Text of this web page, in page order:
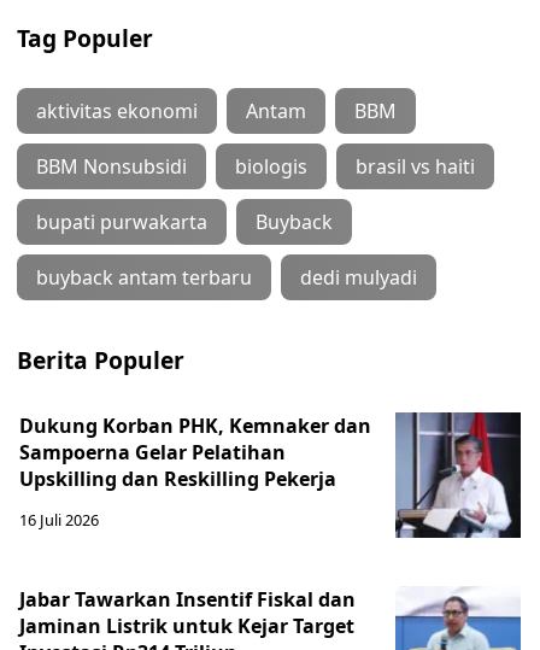
Tag Populer
aktivitas ekonomi Antam BBM
BBM Nonsubsidi biologis brasil vs haiti
bupati purwakarta Buyback
buyback antam terbaru dedi mulyadi
Berita Populer
Dukung Korban PHK, Kemnaker dan
Sampoerna Gelar Pelatihan
Upskilling dan Reskilling Pekerja
16 Juli 2026
Jabar Tawarkan Insentif Fiskal dan
Jaminan Listrik untuk Kejar Target